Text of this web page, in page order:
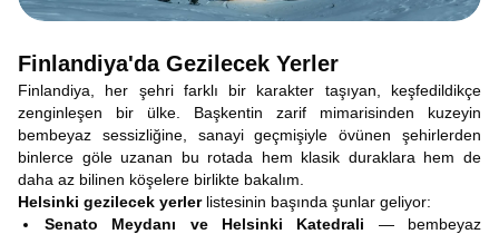
Finlandiya'da Gezilecek Yerler
Finlandiya, her şehri farklı bir karakter taşıyan, keşfedildikçe
zenginleşen bir ülke. Başkentin zarif mimarisinden kuzeyin
bembeyaz sessizliğine, sanayi geçmişiyle övünen şehirlerden
binlerce göle uzanan bu rotada hem klasik duraklara hem de
daha az bilinen köşelere birlikte bakalım.
Helsinki gezilecek yerlerlistesinin başında şunlar geliyor:
Senato Meydanı ve Helsinki Katedrali — bembeyaz